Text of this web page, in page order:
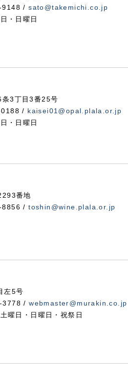
9148 /sato@takemichi.co.jp
・日曜日
3丁目3番25号
/ kaisei01@opal.plala.or.jp
・日曜日
番地
8856 /toshin@wine.plala.or.jp
左5号
3778 /webmaster@murakin.co.jp
曜日・日曜日・祝祭日